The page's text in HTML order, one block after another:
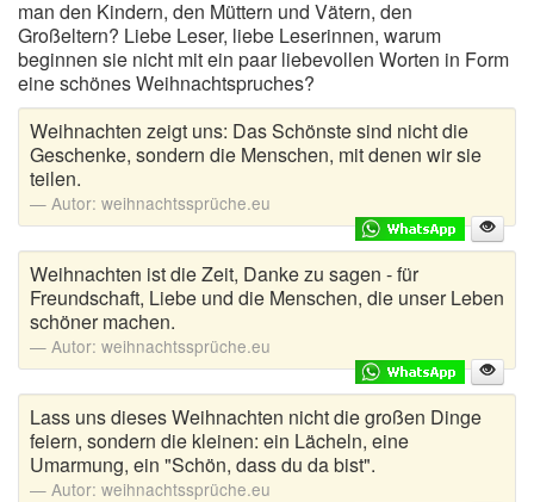
man den Kindern, den Müttern und Vätern, den
Großeltern? Liebe Leser, liebe Leserinnen, warum
beginnen sie nicht mit ein paar liebevollen Worten in Form
eine schönes Weihnachtspruches?
Weihnachten zeigt uns: Das Schönste sind nicht die
Geschenke, sondern die Menschen, mit denen wir sie
teilen.
Autor: weihnachtssprüche.eu
Weihnachten ist die Zeit, Danke zu sagen - für
Freundschaft, Liebe und die Menschen, die unser Leben
schöner machen.
Autor: weihnachtssprüche.eu
Lass uns dieses Weihnachten nicht die großen Dinge
feiern, sondern die kleinen: ein Lächeln, eine
Umarmung, ein "Schön, dass du da bist".
Autor: weihnachtssprüche.eu